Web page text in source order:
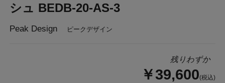
シュ BEDB-20-AS-3
Peak Design ピークデザイン
残りわずか
￥39,600(税込)